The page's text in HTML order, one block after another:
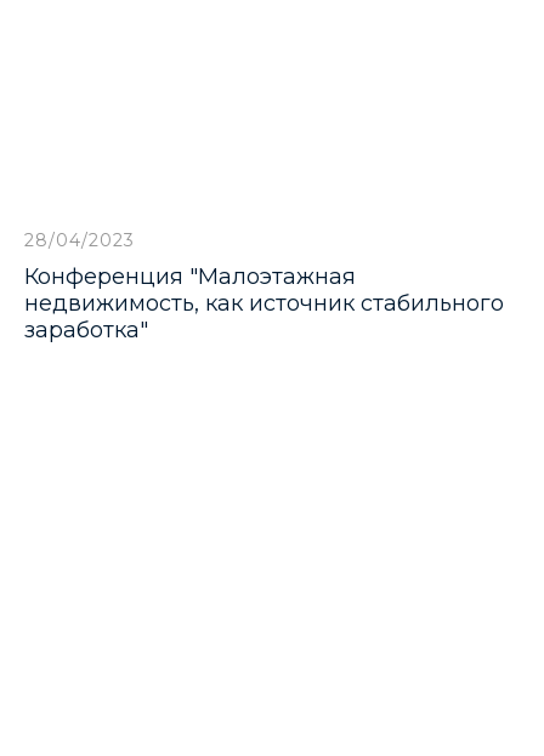
28/04/2023
Конференция "Малоэтажная
недвижимость, как источник стабильного
заработка"